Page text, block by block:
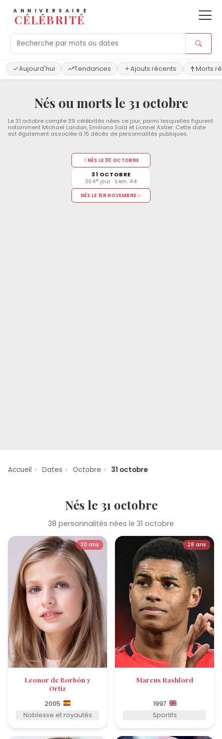
ANNIVERSAIRE
CÉLÉBRITÉ
Aujourd'hui Tendances Ajouts récents Morts
Nés ou morts le 31 octobre
Le 31 octobre compte 39 célébrités nées ce jour, parmi lesquelles figurent
notamment Michael Landon, Emiliano Sala et Lionnel Astier. Cette date
est également associée à 15 décès de personnalités publiques.
NÉS LE 30 OCTOBRE
31 OCTOBRE
304ejour · Sem. 44
NÉS LE 1ER NOVEMBRE
Accueil › Dates › Octobre › 31 octobre
Nés le 31 octobre
38 personnalités nées le 31 octobre
20 ans
Leonor de Borbón y
Ortiz
2005
Noblesse et royautés
28 ans
Marcus Rashford
1997
Sportifs